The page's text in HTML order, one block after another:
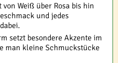
Weiß über Rosa bis hin
und jedes
setzt besondere Akzente im
man kleine Schmuckstücke